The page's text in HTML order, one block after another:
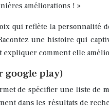
améliorations ! »
qui reflète la personnalité
une histoire qui
expliquer comment elle
google play)
de spécifier une liste de
dans les résultats de